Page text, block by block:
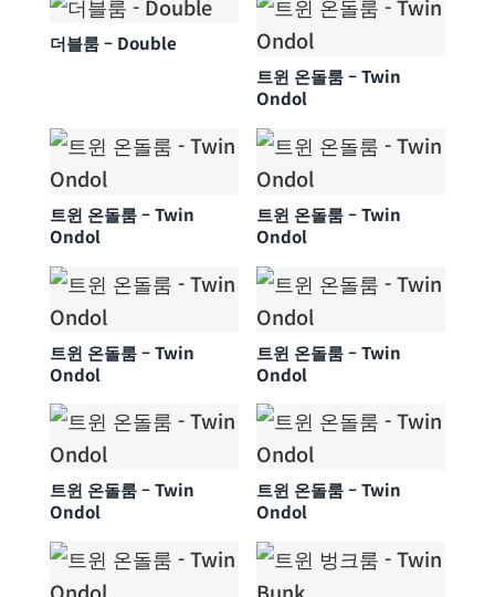
더블룸 – Double
트윈 온돌룸 – Twin
Ondol
트윈 온돌룸 – Twin
Ondol
트윈 온돌룸 – Twin
Ondol
트윈 온돌룸 – Twin
Ondol
트윈 온돌룸 – Twin
Ondol
트윈 온돌룸 – Twin
Ondol
트윈 온돌룸 – Twin
Ondol